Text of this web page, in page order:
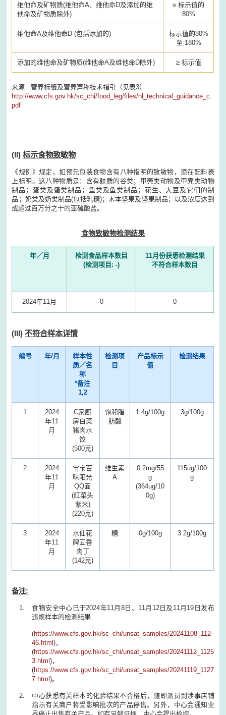
维他命及矿物质(维他命A、维他命D及添加的维
他命及矿物质除外)
≥ 标示值的
80%
维他命A及维他命D (包括添加的)
标示值的80%
至 180%
添加的维他命及矿物质(维他命A及维他命D除外) ≥ 标示值
来源 : 营养标籤及营养声称技术指引（见表3）
http://www.cfs.gov.hk/sc_chi/food_leg/files/nl_technical_guidance_c.
pdf
(II)标示食物致敏物
《规例》规定，如预先包装食物含有八种指明的致敏物，须在配料表
上标明。这八种物质是：含有麸质的谷类；甲壳类动物及甲壳类动物
制品；蛋类及蛋类制品；鱼类及鱼类制品；花生、大豆及它们的制
品；奶类及奶类制品(包括乳糖)；木本坚果及坚果制品；以及浓度达到
或超过百万分之十的亚硫酸盐。
食物致敏物检测结果
年／月
检测食品样本数目
(检测项目: -)
11月份获悉检测结果
不符合样本数目
2024年11月 0 0
(III)不符合样本详情
编号 年/月
样本性
质／名
称
*备注
1,2
检测项
目
产品标示
值
检测结果
1
2024
年11
月
C家厨
房白菜
猪肉水
饺
(500克)
饱和脂
肪酸
1.4g/100g 3g/100g
2
2024
年11
月
宝宝百
味阳光
QQ面
(红菜头
紫米)
(220克)
维生素
A
0.2mg/55
g
(364ug/10
0g)
115ug/100
g
3
2024
年11
月
水仙花
牌五香
肉丁
(142克)
糖 0g/100g 3.2g/100g
备注:
食物安全中心已于2024年11月8日、11月12日及11月19日发布
违规样本的检测结果
(https://www.cfs.gov.hk/sc_chi/unsat_samples/20241108_112
46.html)，
(https://www.cfs.gov.hk/sc_chi/unsat_samples/20241112_1125
3.html)，
(https://www.cfs.gov.hk/sc_chi/unsat_samples/20241119_1127
7.html)。
中心获悉有关样本的化验结果不合格后，随即派员到涉事店铺
指示有关商户将受影响批次的产品停售。另外，中心会通知业